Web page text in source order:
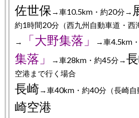
佐世保 →車10.5km・約20分→
約1時間20分（西九州自動車道・西
→
「大野集落」 →車4.5km
集落」
→車28km・約45分→
空港まで行く場合
長崎→車40km・約40分（長崎自
崎空港